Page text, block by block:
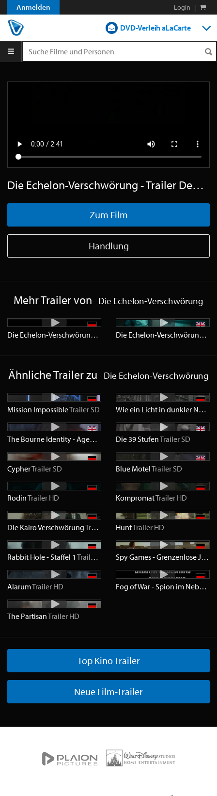
Anmelden Login |
DVD-Verleih aLaCarte
Die Echelon-Verschwörung - Trailer Deutsch SD
Zum Film
Handlung
Mehr Trailer von Die Echelon-Verschwörung
Die Echelon-VerschwörungTrailer SD Die Echelon-Verschwörung
Ähnliche Trailer zu Die Echelon-Verschwörung
Mission ImpossibleTrailer SD Wie ein Licht in dunkler Nacht
The Bourne Identity - Agent ohne Namen TrailerSD
Die 39 StufenTrailer SD
CypherTrailer SD Blue MotelTrailer SD
RodinTrailer HD KompromatTrailer HD
Die Kairo VerschwörungTrailer HDHuntTrailer HD
Rabbit Hole - Staffel 1 Trailer Spy Games - Grenzenlose Jagd
AlarumTrailer HD Fog of War - Spion im Nebel
The PartisanTrailer HD
Top Kino Trailer
Neue Film-Trailer